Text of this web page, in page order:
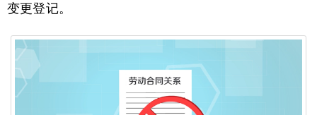
变更登记。